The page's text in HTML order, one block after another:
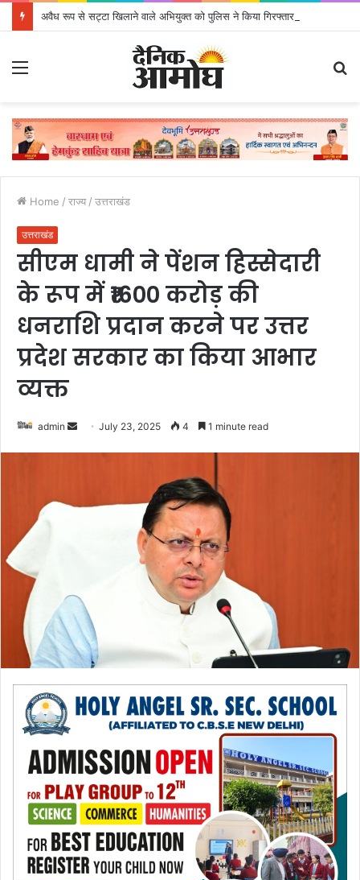
अवैध रूप से सट्टा खिलाने वाले अभियुक्त को पुलिस ने किया गिरफ्तार
Home / राज्य / उत्तराखंड
उत्तराखंड
सीएम धामी ने पेंशन हिस्सेदारी
के रूप में ₹1600 करोड़ की
धनराशि प्रदान करने पर उत्तर
प्रदेश सरकार का किया आभार
व्यक्त
admin
a
i
l
July 23, 2025 4 1 minute read